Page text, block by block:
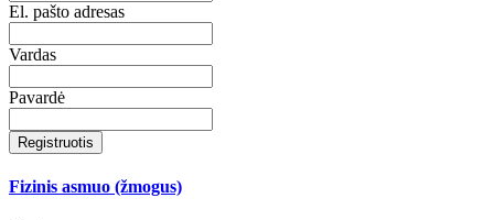
El. pašto adresas
Vardas
Pavardė
Registruotis
Fizinis asmuo (žmogus)